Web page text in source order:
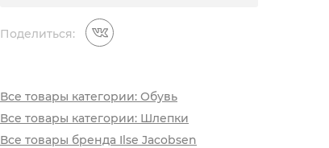
Поделиться:
Все товары категории: Обувь
Все товары категории: Шлепки
Все товары бренда Ilse Jacobsen